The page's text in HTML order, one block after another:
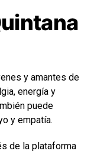
y amantes de
energía y
puede
y empatía.
de la plataforma